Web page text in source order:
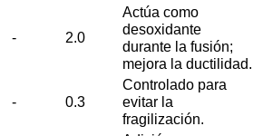
- 2.0
Actúa como
desoxidante
durante la fusión;
mejora la ductilidad.
- 0.3
Controlado para
evitar la
fragilización.